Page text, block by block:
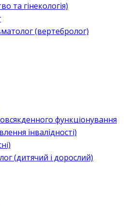
та гінекологія)
(вертебролог)
функціонування
інвалідності)
(дитячий і дорослий)